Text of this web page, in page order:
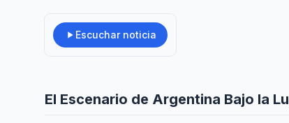
Escuchar noticia
El Escenario de Argentina Bajo la